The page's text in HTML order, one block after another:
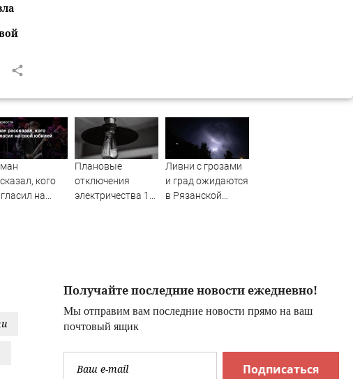
кого
на
Плановые
отключения
электричества 10
Ливни с грозами
и град ожидаются
в Рязанской
Получайте последние новости ежедневно!
Мы отправим вам последние новости прямо на ваш
почтовый ящик
Подписаться